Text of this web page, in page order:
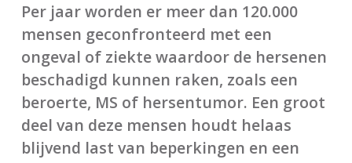
Per jaar worden er meer dan 120.000
mensen geconfronteerd met een
ongeval of ziekte waardoor de hersenen
beschadigd kunnen raken, zoals een
beroerte, MS of hersentumor. Een groot
deel van deze mensen houdt helaas
blijvend last van beperkingen en een